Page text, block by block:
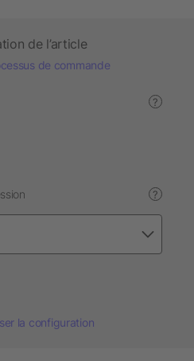
de l’article
de commande
?
?
la configuration